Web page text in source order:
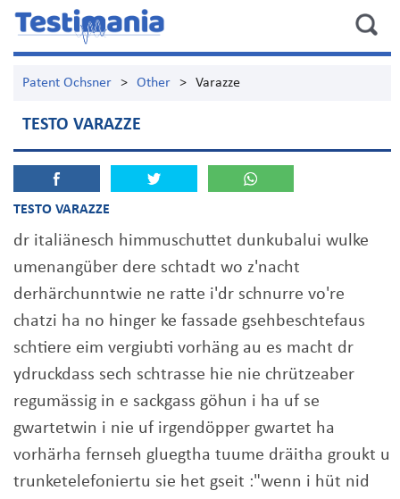
Patent Ochsner > Other > Varazze
TESTO VARAZZE
TESTO VARAZZE
dr italiänesch himmuschuttet dunkubalui wulke
umenangüber dere schtadt wo z'nacht
derhärchunntwie ne ratte i'dr schnurre vo're
chatzi ha no hinger ke fassade gsehbeschtefaus
schtiere eim vergiubti vorhäng au es macht dr
ydruckdass sech schtrasse hie nie chrützeaber
regumässig in e sackgass göhun i ha uf se
gwartetwin i nie uf irgendöpper gwartet ha
vorhärha fernseh gluegtha tuume dräitha groukt u
trunketelefoniertu sie het gseit :"wenn i hüt nid